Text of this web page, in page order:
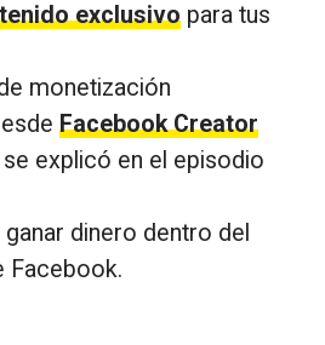
exclusivo para tus
monetización
Facebook Creator
explicó en el episodio
dinero dentro del
Facebook.